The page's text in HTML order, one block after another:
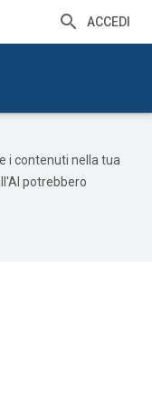
ACCEDI
i contenuti nella tua
potrebbero